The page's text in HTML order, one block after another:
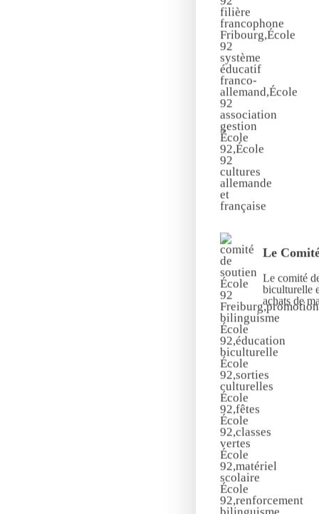
Le
Le comité
biculturelle
achats de